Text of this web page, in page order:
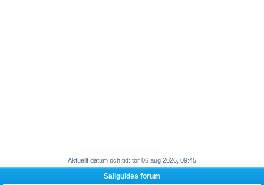
Aktuellt datum och tid: tor 06 aug 2026, 09:45
Sailguides forum